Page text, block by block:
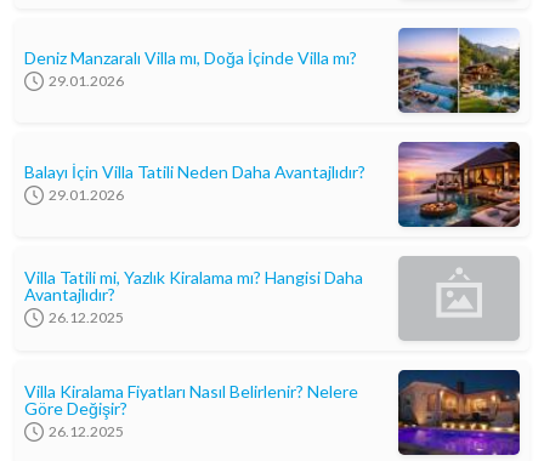
Deniz Manzaralı Villa mı, Doğa İçinde Villa mı?
29.01.2026
Balayı İçin Villa Tatili Neden Daha Avantajlıdır?
29.01.2026
Villa Tatili mi, Yazlık Kiralama mı? Hangisi Daha
Avantajlıdır?
26.12.2025
Villa Kiralama Fiyatları Nasıl Belirlenir? Nelere
Göre Değişir?
26.12.2025